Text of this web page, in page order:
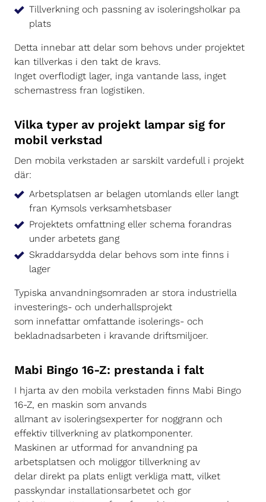
Tillverkning och passning av isoleringsholkar pa
plats
Detta innebar att delar som behovs under projektet
kan tillverkas i den takt de kravs.
Inget overflodigt lager, inga vantande lass, inget
schemastress fran logistiken.
Vilka typer av projekt lampar sig for
mobil verkstad
Den mobila verkstaden ar sarskilt vardefull i projekt
där:
Arbetsplatsen ar belagen utomlands eller langt
fran Kymsols verksamhetsbaser
Projektets omfattning eller schema forandras
under arbetets gang
Skraddarsydda delar behovs som inte finns i
lager
Typiska anvandningsomraden ar stora industriella
investerings- och underhallsprojekt
som innefattar omfattande isolerings- och
bekladnadsarbeten i kravande driftsmiljoer.
Mabi Bingo 16-Z: prestanda i falt
I hjarta av den mobila verkstaden finns Mabi Bingo
16-Z, en maskin som anvands
allmant av isoleringsexperter for noggrann och
effektiv tillverkning av platkomponenter.
Maskinen ar utformad for anvandning pa
arbetsplatsen och moliggor tillverkning av
delar direkt pa plats enligt verkliga matt, vilket
passkyndar installationsarbetet och gor